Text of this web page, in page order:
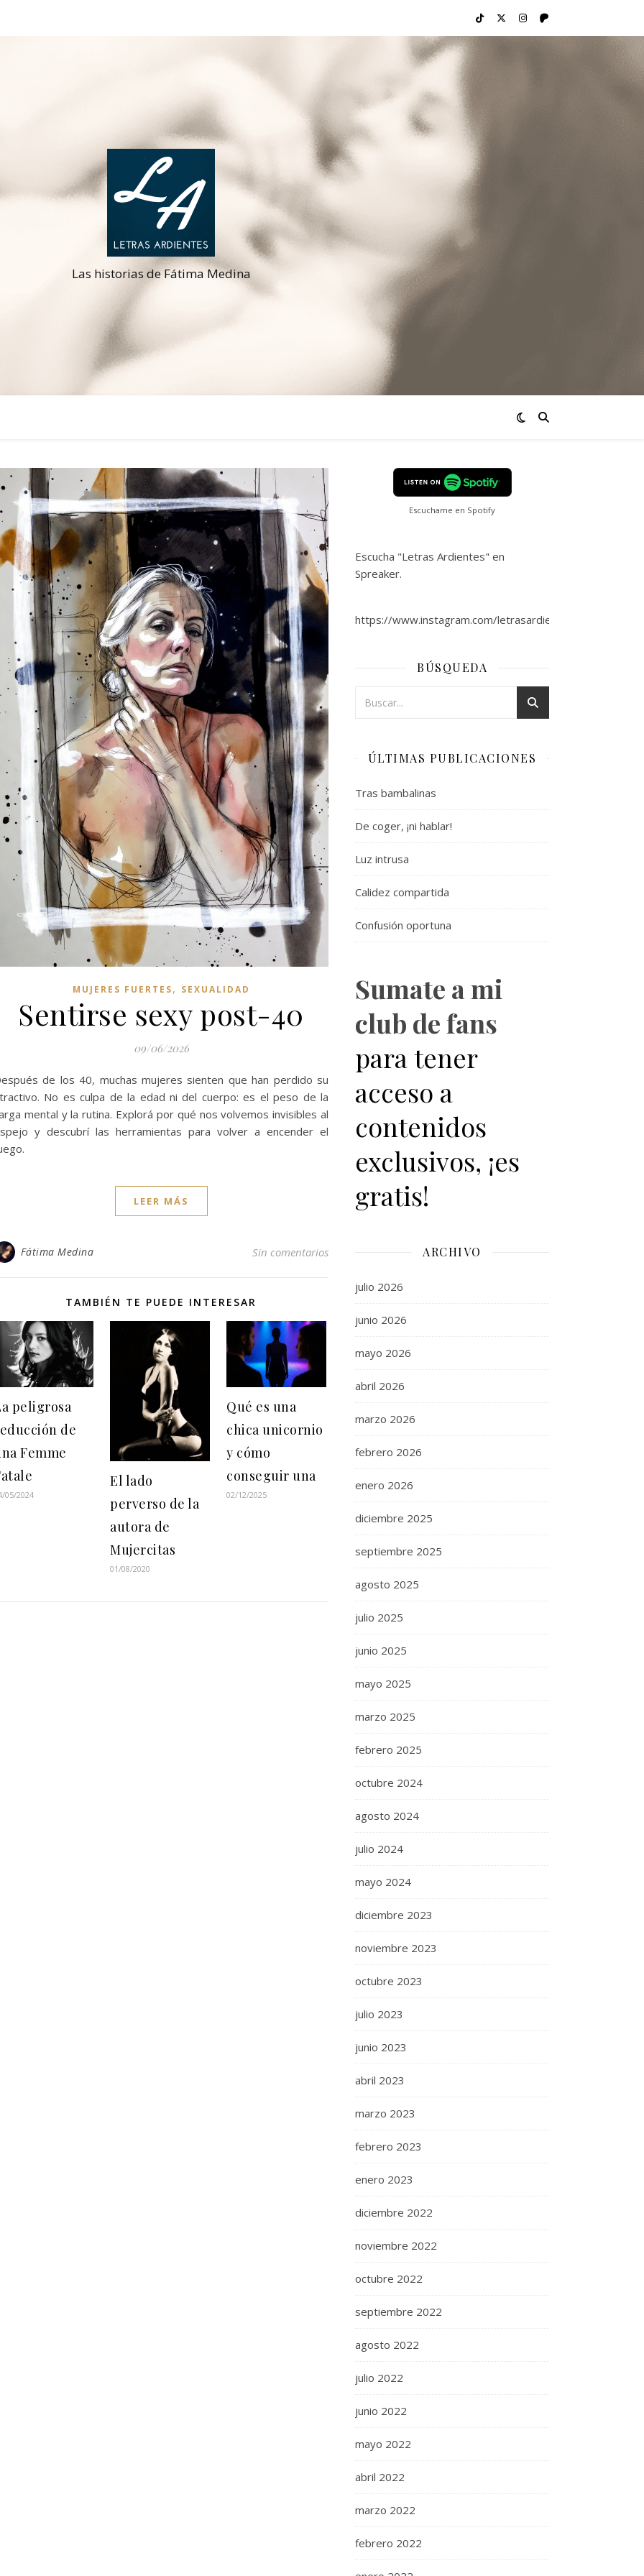
Las historias de Fátima Medina
MUJERES FUERTES, SEXUALIDAD
Sentirse sexy post-40
09/06/2026
de los 40, muchas mujeres sienten que han perdido su
No es culpa de la edad ni del cuerpo: es el peso de la
mental y la rutina. Explorá por qué nos volvemos invisibles al
y descubrí las herramientas para volver a encender el
LEER MÁS
Fátima Medina Sin comentarios
TAMBIÉN TE PUEDE INTERESAR
peligrosa
de
Femme
05/2024
El lado
perverso de la
autora de
Mujercitas
01/08/2020
Qué es una
chica unicornio
y cómo
conseguir una
02/12/2025
Escuchame en Spotify
Escucha "Letras Ardientes" en
Spreaker.
https://www.instagram.com/letrasardientes/
BÚSQUEDA
ÚLTIMAS PUBLICACIONES
Tras bambalinas
De coger, ¡ni hablar!
Luz intrusa
Calidez compartida
Confusión oportuna
Sumate a mi
club de fans
para tener
acceso a
contenidos
exclusivos, ¡es
gratis!
ARCHIVO
julio 2026
junio 2026
mayo 2026
abril 2026
marzo 2026
febrero 2026
enero 2026
diciembre 2025
septiembre 2025
agosto 2025
julio 2025
junio 2025
mayo 2025
marzo 2025
febrero 2025
octubre 2024
agosto 2024
julio 2024
mayo 2024
diciembre 2023
noviembre 2023
octubre 2023
julio 2023
junio 2023
abril 2023
marzo 2023
febrero 2023
enero 2023
diciembre 2022
noviembre 2022
octubre 2022
septiembre 2022
agosto 2022
julio 2022
junio 2022
mayo 2022
abril 2022
marzo 2022
febrero 2022